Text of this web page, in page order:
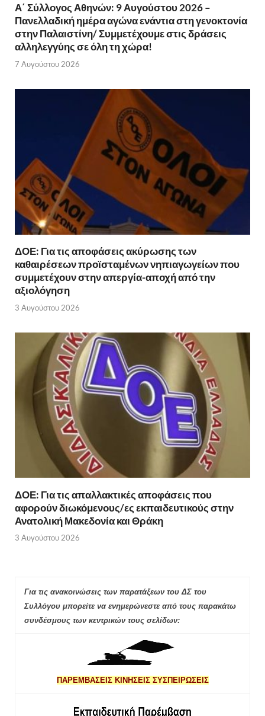
Α΄ Σύλλογος Αθηνών: 9 Αυγούστου 2026 –
Πανελλαδική ημέρα αγώνα ενάντια στη γενοκτονία
στην Παλαιστίνη/ Συμμετέχουμε στις δράσεις
αλληλεγγύης σε όλη τη χώρα!
7 Αυγούστου 2026
ΔΟΕ: Για τις αποφάσεις ακύρωσης των
καθαιρέσεων προϊσταμένων νηπιαγωγείων που
συμμετέχουν στην απεργία-αποχή από την
αξιολόγηση
3 Αυγούστου 2026
ΔΟΕ: Για τις απαλλακτικές αποφάσεις που
αφορούν διωκόμενους/ες εκπαιδευτικούς στην
Ανατολική Μακεδονία και Θράκη
3 Αυγούστου 2026
Για τις ανακοινώσεις των παρατάξεων του ΔΣ του
Συλλόγου μπορείτε να ενημερώνεστε από τους παρακάτω
συνδέσμους των κεντρικών τους σελίδων:
ΠΑΡΕΜΒΑΣΕΙΣ ΚΙΝΗΣΕΙΣ ΣΥΣΠΕΙΡΩΣΕΙΣ